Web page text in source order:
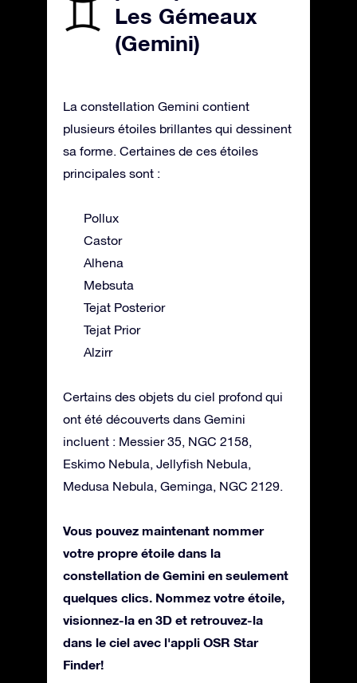
Les Gémeaux
(Gemini)
La constellation Gemini contient
plusieurs étoiles brillantes qui dessinent
sa forme. Certaines de ces étoiles
principales sont :
Pollux
Castor
Alhena
Mebsuta
Tejat Posterior
Tejat Prior
Alzirr
Certains des objets du ciel profond qui
ont été découverts dans Gemini
incluent : Messier 35, NGC 2158,
Eskimo Nebula, Jellyfish Nebula,
Medusa Nebula, Geminga, NGC 2129.
Vous pouvez maintenant nommer
votre propre étoile dans la
constellation de Gemini en seulement
quelques clics. Nommez votre étoile,
visionnez-la en 3D et retrouvez-la
dans le ciel avec l'appli OSR Star
Finder!